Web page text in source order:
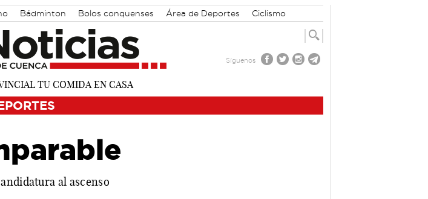
Bádminton Bolos conquenses Área de Deportes Ciclismo
Síguenos
al ascenso